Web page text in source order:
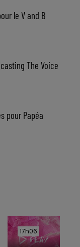
le V and B
The Voice
pour Papéa
17h06
17h06